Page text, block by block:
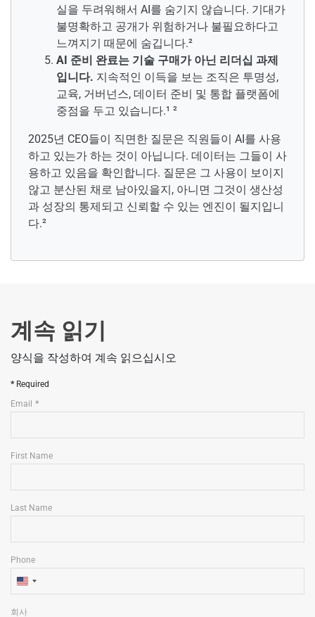
실을 두려워해서 AI를 숨기지 않습니다. 기대가
불명확하고 공개가 위험하거나 불필요하다고
느껴지기 때문에 숨깁니다.²
AI 준비 완료는 기술 구매가 아닌 리더십 과제
입니다. 지속적인 이득을 보는 조직은 투명성,
교육, 거버넌스, 데이터 준비 및 통합 플랫폼에
중점을 두고 있습니다.¹ ²
2025년 CEO들이 직면한 질문은 직원들이 AI를 사용
하고 있는가 하는 것이 아닙니다. 데이터는 그들이 사
용하고 있음을 확인합니다. 질문은 그 사용이 보이지
않고 분산된 채로 남아있을지, 아니면 그것이 생산성
과 성장의 통제되고 신뢰할 수 있는 엔진이 될지입니
다.²
계속 읽기
양식을 작성하여 계속 읽으십시오
Required
Email
First Name
Last Name
U
Phone
회사